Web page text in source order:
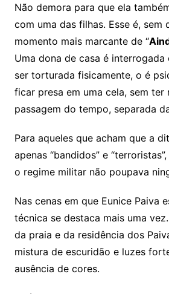
Não demora para que ela
com uma das filhas. Esse é, sem
momento mais marcante de “
Uma dona de casa é interrogada
ser torturada fisicamente, o é
ficar presa em uma cela, sem ter
passagem do tempo, separada
Para aqueles que acham que a
apenas “bandidos” e
o regime militar não poupava
Nas cenas em que Eunice Paiva
técnica se destaca mais uma
da praia e da residência dos
mistura de escuridão e luzes
ausência de cores.